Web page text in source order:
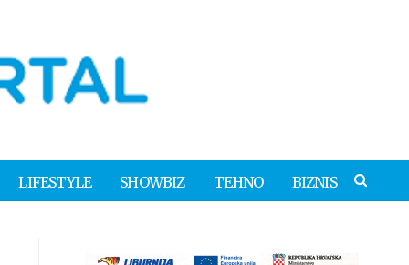
LIFESTYLE SHOWBIZ TEHNO BIZNIS